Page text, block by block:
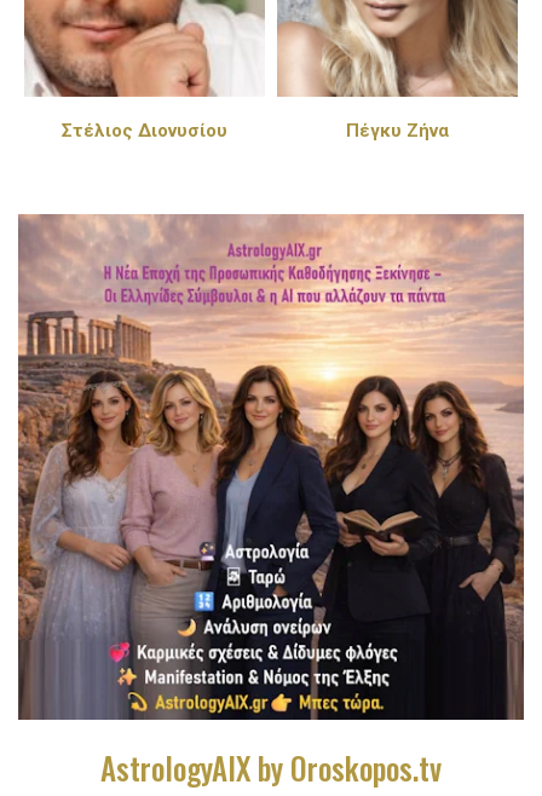
Στέλιος Διονυσίου Πέγκυ Ζήνα
AstrologyAIX by Oroskopos.tv